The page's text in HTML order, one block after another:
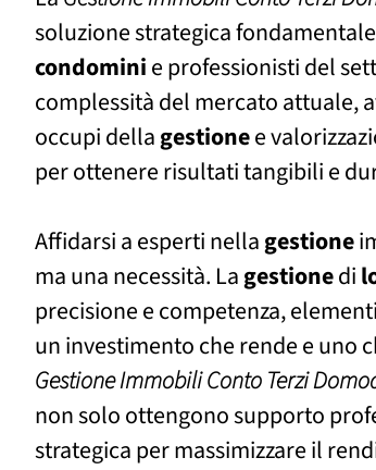
soluzione strategica
condominie professionisti del
complessità del mercato attuale,
occupi dellagestionee
per ottenere risultati tangibili e
Affidarsi a esperti nellagestione
ma una necessità. Lagestionedi
precisione e competenza,
un investimento che rende e uno
Gestione Immobili Conto Terzi
non solo ottengono supporto
strategica per massimizzare il